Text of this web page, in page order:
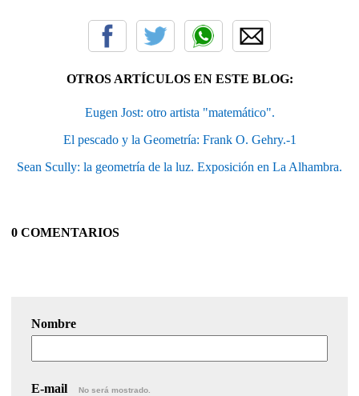
OTROS ARTÍCULOS EN ESTE BLOG:
Eugen Jost: otro artista "matemático".
El pescado y la Geometría: Frank O. Gehry.-1
Sean Scully: la geometría de la luz. Exposición en La Alhambra.
0 COMENTARIOS
Nombre
E-mail No será mostrado.